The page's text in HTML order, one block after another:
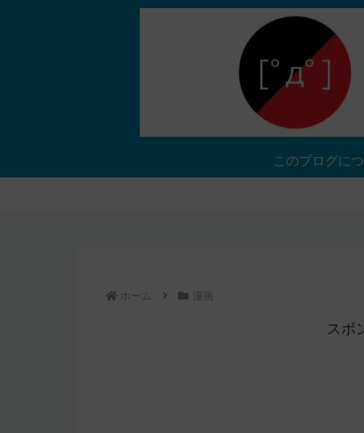
このブログに
ホーム 漫画
スポ